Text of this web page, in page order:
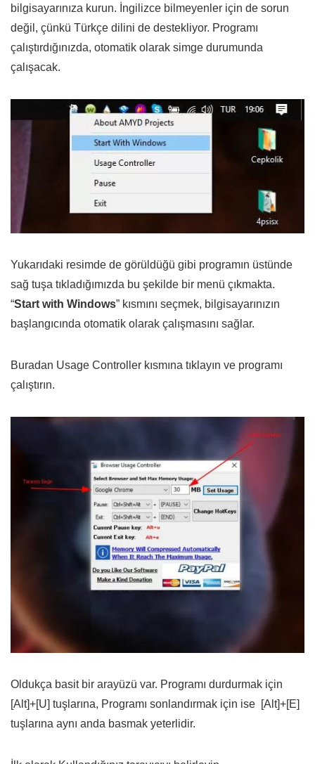
bilgisayarınıza kurun. İngilizce bilmeyenler için de sorun
değil, çünkü Türkçe dilini de destekliyor. Programı
çalıştırdığınızda, otomatik olarak simge durumunda
çalışacak.
Yukarıdaki resimde de görüldüğü gibi programın üstünde
sağ tuşa tıkladığımızda bu şekilde bir menü çıkmakta.
“Start with Windows” kısmını seçmek, bilgisayarınızın
başlangıcında otomatik olarak çalışmasını sağlar.
Buradan Usage Controller kısmına tıklayın ve programı
çalıştırın.
Oldukça basit bir arayüzü var. Programı durdurmak için
[Alt]+[U] tuşlarına, Programı sonlandırmak için ise [Alt]+[E]
tuşlarına aynı anda basmak yeterlidir.